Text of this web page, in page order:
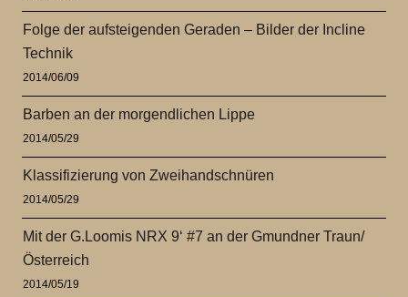
Folge der aufsteigenden Geraden – Bilder der Incline
Technik
2014/06/09
Barben an der morgendlichen Lippe
2014/05/29
Klassifizierung von Zweihandschnüren
2014/05/29
Mit der G.Loomis NRX 9‘ #7 an der Gmundner Traun/
Österreich
2014/05/19